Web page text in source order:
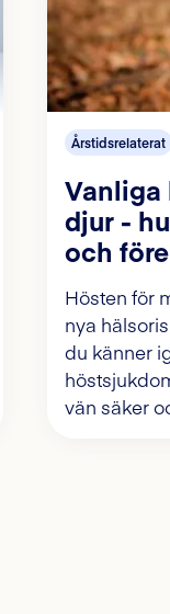
Årstidsrelaterat
Vanliga
djur -
och
Hösten för
nya
du känner
vän säker